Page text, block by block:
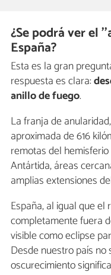
¿Se podrá ver el
España?
Esta es la gran
respuesta es clara:
anillo de fuego.
La franja de
aproximada de 616
remotas del
Antártida, áreas
amplias extensiones
España, al igual que
completamente fuera
visible como eclipse
Desde nuestro país
oscurecimiento